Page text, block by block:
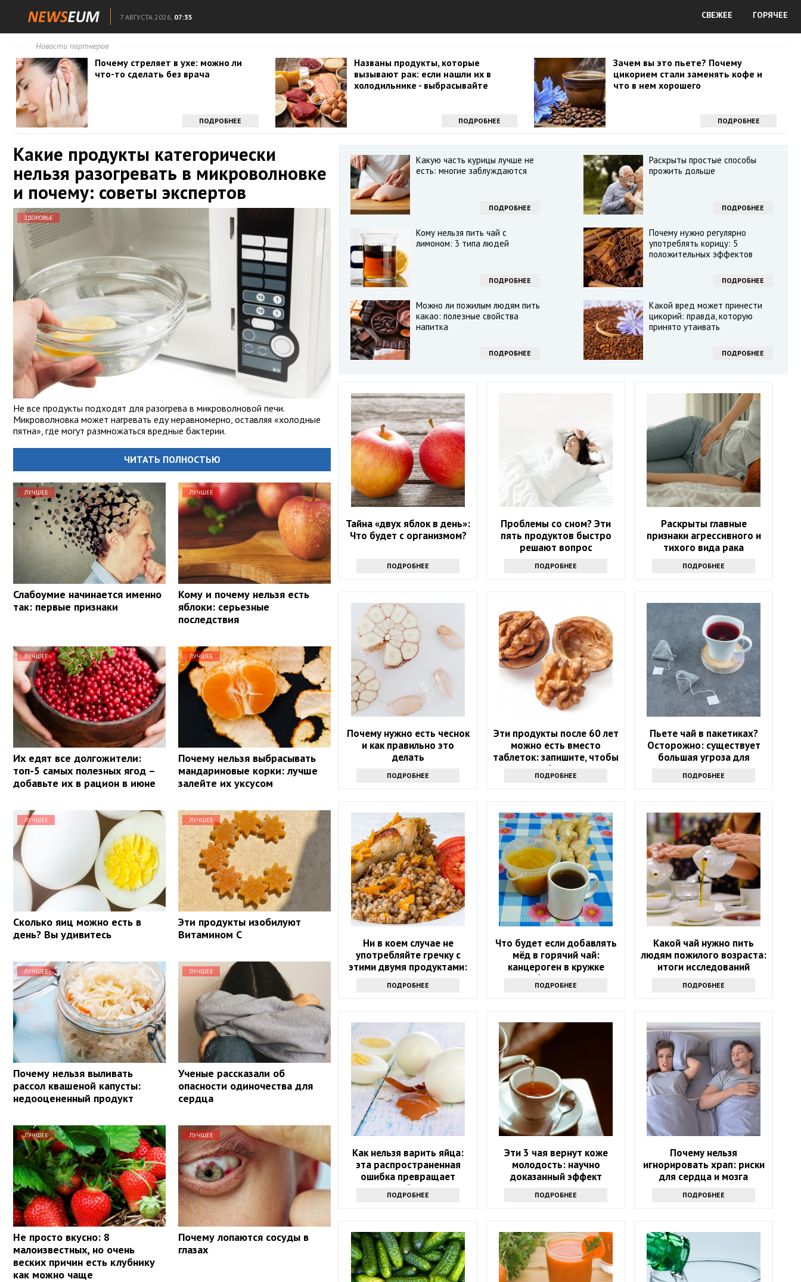
7 АВГУСТА 2026, 07:35 СВЕЖЕЕ ГОРЯЧЕЕ
Новости партнеров
Почему стреляет в ухе: можно ли
что-то сделать без врача
ПОДРОБНЕЕ
Названы продукты, которые
вызывают рак: если нашли их в
холодильнике - выбрасывайте
ПОДРОБНЕЕ
Зачем вы это пьете? Почему
цикорием стали заменять кофе и
что в нем хорошего
ПОДРОБНЕЕ
Какие продукты категорически
нельзя разогревать в микроволновке
и почему: советы экспертов
ЗДОРОВЬЕ
Не все продукты подходят для разогрева в микроволновой печи.
Микроволновка может нагревать еду неравномерно, оставляя «холодные
пятна», где могут размножаться вредные бактерии.
ЧИТАТЬ ПОЛНОСТЬЮ
ЛУЧШЕЕ
Слабоумие начинается именно
так: первые признаки
ЛУЧШЕЕ
Кому и почему нельзя есть
яблоки: серьезные
последствия
ЛУЧШЕЕ
Их едят все долгожители:
топ-5 самых полезных ягод –
добавьте их в рацион в июне
ЛУЧШЕЕ
Почему нельзя выбрасывать
мандариновые корки: лучше
залейте их уксусом
ЛУЧШЕЕ
Сколько яиц можно есть в
день? Вы удивитесь
ЛУЧШЕЕ
Эти продукты изобилуют
Витамином С
ЛУЧШЕЕ
Почему нельзя выливать
рассол квашеной капусты:
недооцененный продукт
ЛУЧШЕЕ
Ученые рассказали об
опасности одиночества для
сердца
ЛУЧШЕЕ
Не просто вкусно: 8
малоизвестных, но очень
веских причин есть клубнику
как можно чаще
ЛУЧШЕЕ
Почему лопаются сосуды в
глазах
Какую часть курицы лучше не
есть: многие заблуждаются
ПОДРОБНЕЕ
Раскрыты простые способы
прожить дольше
ПОДРОБНЕЕ
Кому нельзя пить чай с
лимоном: 3 типа людей
ПОДРОБНЕЕ
Почему нужно регулярно
употреблять корицу: 5
положительных эффектов
ПОДРОБНЕЕ
Можно ли пожилым людям пить
какао: полезные свойства
напитка
ПОДРОБНЕЕ
Какой вред может принести
цикорий: правда, которую
принято утаивать
ПОДРОБНЕЕ
Тайна «двух яблок в день»:
Что будет с организмом?
ПОДРОБНЕЕ
Проблемы со сном? Эти
пять продуктов быстро
решают вопрос
ПОДРОБНЕЕ
Раскрыты главные
признаки агрессивного и
тихого вида рака
ПОДРОБНЕЕ
Почему нужно есть чеснок
и как правильно это
делать
ПОДРОБНЕЕ
Эти продукты после 60 лет
можно есть вместо
таблеток: запишите, чтобы
не болеть
ПОДРОБНЕЕ
Пьете чай в пакетиках?
Осторожно: существует
большая угроза для
ПОДРОБНЕЕ
Ни в коем случае не
употребляйте гречку с
этими двумя продуктами:
последствия
ПОДРОБНЕЕ
Что будет если добавлять
мёд в горячий чай:
канцероген в кружке
обеспечен?
ПОДРОБНЕЕ
Какой чай нужно пить
людям пожилого возраста:
итоги исследований
ПОДРОБНЕЕ
Как нельзя варить яйца:
эта распространенная
ошибка превращает
полезное блюдо в яд
ПОДРОБНЕЕ
Эти 3 чая вернут коже
молодость: научно
доказанный эффект
ПОДРОБНЕЕ
Почему нельзя
игнорировать храп: риски
для сердца и мозга
ПОДРОБНЕЕ